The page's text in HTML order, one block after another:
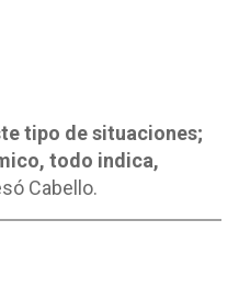
tipo de situaciones;
todo indica,
Cabello.